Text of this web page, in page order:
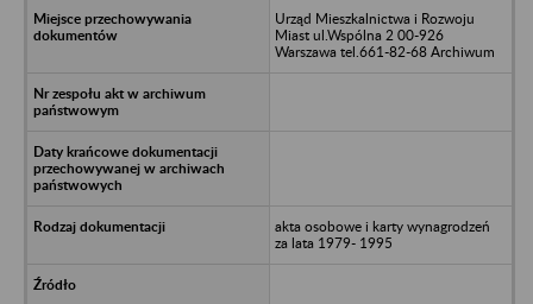
Urząd Mieszkalnictwa i Rozwoju
Miast ul.Wspólna 2 00-926
Warszawa tel.661-82-68 Archiwum
akta osobowe i karty wynagrodzeń
za lata 1979- 1995